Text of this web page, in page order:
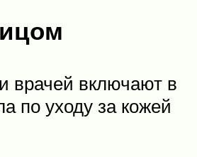
врачей включают в
по уходу за кожей